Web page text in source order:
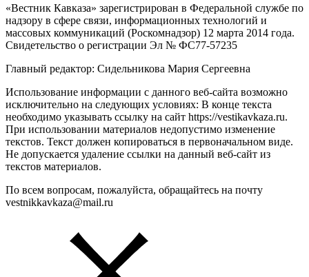
«Вестник Кавказа» зарегистрирован в Федеральной службе по
надзору в сфере связи, информационных технологий и
массовых коммуникаций (Роскомнадзор) 12 марта 2014 года.
Свидетельство о регистрации Эл № ФС77-57235
Главный редактор: Сидельникова Мария Сергеевна
Использование информации с данного веб-сайта возможно
исключительно на следующих условиях: В конце текста
необходимо указывать ссылку на сайт https://vestikavkaza.ru.
При использовании материалов недопустимо изменение
текстов. Текст должен копироваться в первоначальном виде.
Не допускается удаление ссылки на данный веб-сайт из
текстов материалов.
По всем вопросам, пожалуйста, обращайтесь на почту
vestnikkavkaza@mail.ru